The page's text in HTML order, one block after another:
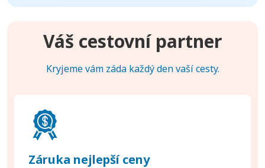
Váš cestovní partner
Kryjeme vám záda každý den vaší cesty.
Záruka nejlepší ceny